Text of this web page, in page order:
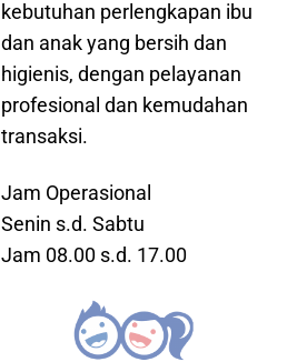
kebutuhan perlengkapan ibu
dan anak yang bersih dan
higienis, dengan pelayanan
profesional dan kemudahan
transaksi.
Jam Operasional
Senin s.d. Sabtu
Jam 08.00 s.d. 17.00